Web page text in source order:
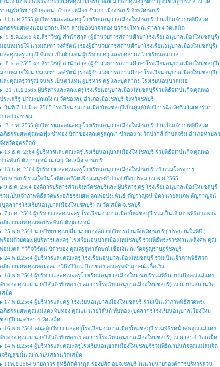
เป็นเจ้าภาพสวดพระอภิธรรมศพคุณแม่เจริญ ผลมี มารดาคุณครูชุติกาญจน์ขวัญขัชวาล ณ วัด
ราษฎร์ศรัทธา(ท้ายดอน) ตำบล เหมือง อำเภอ เมืองชลบุรี จังหวัดชลบุรี
11 ธ.ค.2565 ผู้บริหารและคณะครู โรงเรียนอนุบาลเมืองใหม่ชลบุรี ร่วมเป็นเจ้าภาพพิธีสวด
อภิธรรมศพลุงน้อย บัวกระโทก สามีของป้าจำลอง บัวกระโทก ณ ศาลา 4 วัดเสม็ด
9 ธ.ค.2565 ผอ.สิราวิชญ์ สำนักสกุล (ผู้อำนวยการสถานศึกษาโรงเรียนอนุบาลเมืองใหม่ชลบุรี)
มอบหมายให้ นางมณฑา วงศ์รัตน์ (รองผู้อำนวยการสถานศึกษาโรงเรียนอนุบาลเมืองใหม่ชลบุรี)
และคุณครูวารุณี จันพร เป็นตัวแทน ผู้บริหาร ครู และบุคลากร โรงเรียนอนุบาล
8 ธ.ค.2565 ผอ.สิราวิชญ์ สำนักสกุล (ผู้อำนวยการสถานศึกษาโรงเรียนอนุบาลเมืองใหม่ชลบุรี)
มอบหมายให้ นางมณฑา วงศ์รัตน์ (รองผู้อำนวยการสถานศึกษาโรงเรียนอนุบาลเมืองใหม่ชลบุรี)
และคุณครูวารุณี จันพร เป็นตัวแทน ผู้บริหาร ครู และบุคลากร โรงเรียนอนุบาลเมือ
21 เม.ย.2565 ผู้บริหารและคณะครูโรงเรียนอนุบาลเมืองใหม่ชลบุรีร่วมพิธีฌาปนกิจ คุณพ่อ
ประเสริฐ ปาณะปุณณัง ณ วัดช่องลม อำเภอเมืองชลบุรี จังหวัดชลบุรี
วันที่ 7-11 มี.ค. 2565 โรงเรียนอนุบาลเมืองใหม่ชลบุรีเป็นศูนย์ให้บริการฉีดวัคซีนโมเดอร์นา
ภาคประชาชน
3 ก.พ. 2565 ผู้บริหารและคณะครู โรงเรียนอนุบาลเมืองใหม่ชลบุรี ร่วมเป็นเจ้าภาพพิธีสวด
อภิธรรมศพ คุณพ่อฟุ้ง ขำทอง บิดาของคุณครูสกุณา ขำทอง ณ วัดปากลี ตำบลจริม อำเภอท่าปลา
จังหวัดอุตรดิตถ์
13 ธ.ค. 2564 ผู้บริหารและคณะครูโรงเรียนอนุบาลเมืองใหม่ชลบุรี ร่วมพิธีฌาปนกิจ คุณพ่อ
ประพันธ์ ตัญกาญจน์ ณ เมรุ วัดเสม็ด จ.ชลบุรี
13 ธ.ค. 2564 ผู้บริหารและคณะครูโรงเรียนอนุบาลเมืองใหม่ชลบุรี เข้าร่วมโครงการ
''อบจ.ชลบุรี ร่วมใจปันโลหิตต่อชีวิตเพื่อนมนุษย์'' ประจำปีงบประมาณ พ.ศ.2565
9 ธ.ค. 2564 องค์การบริหารส่วนจังหวัดชลบุรีและ ผู้บริหาร ครู โรงเรียนอนุบาลเมืองใหม่ชลบุรี
ร่วมเป็นเจ้าภาพพิธีสวดพระอภิธรรมศพ คุณพ่อประพันธ์ ตัญกาญจน์ บิดา นายสมภพ ตัญกาญจน์
(บุคลากรโรงเรียนอนุบาลเมืองใหม่ชลบุรี) ณ วัดเสม็ด จ.ชลบุรี
7 ธ.ค. 2564 ผู้บริหารและคณะครู โรงเรียนอนุบาลเมืองใหม่ชลบุรี ร่วมเป็นเจ้าภาพพิธีสวดพระ
อภิธรรมศพ คุณพ่อประพันธ์ ตัญกาญจน์
25 พ.ย.2564 นายวิทยา คุณปลื้ม นายกองค์การบริหารส่วนจังหวัดชลบุรี ( ประธานในพิธี )
พร้อมด้วยคณะผู้บริหารและครู โรงเรียนอนุบาลเมืองใหม่ชลบุรี ร่วมพิธีพระราชทานเพลิงศพ คุณ
พ่อมงคล กวีกิจวิรัตน์ บิดาของ คุณครูจุฬาลักษณ์ เชื้อเงิน ณ วัดจรูญราษฎร์ชลบุรี
24 พ.ย.2564 ผู้บริหารและคณะครู โรงเรียนอนุบาลเมืองใหม่ชลบุรี ร่วมเป็นเจ้าภาพพิธีสวด
อภิธรรมศพ คุณพ่อมงคล กวีกิจวิรัตน์ บิดาของ คุณครูจุฬาลุกษณ์ เชื้อเงิน
18 พ.ย.2564 ผู้บริหารและคณะครูโรงเรียนอนุบาลเมืองใหม่ชลบุรีร่วมพิธีฌาปนกิจคุณแม่แดง
ทับทอง คุณแม่ นายวิสันติ ทับทอง (บุคลากรโรงเรียนอนุบาลเมืองใหม่ชลบุรี) ณ ฌาปนสถานวัด
เสม็ด
17 พ.ย.2564 ผู้บริหารและครู โรงเรียนอนุบาลเมืองใหม่ชลบุรี ร่วมเป็นเจ้าภาพพิธีสวดพระ
อภิธรรมศพ คุณแม่แดง ทับทอง คุณแม่ นายวิสันติ ทับทอง (บุคลากรโรงเรียนอนุบาลเมืองใหม่
ชลบุรี) ณ ศาลา 4 วัดเสม็ด
16 พ.ย.2564 คณะผู้บริหาร และครูโรงเรียนอนุบาลเมืองใหม่ชลบุรี ร่วมพิธีรดน้ำศพคุณแม่แดง
ทับทอง คุณแม่ นายวิสันติ ทับทอง (บุคลากรโรงเรียนอนุบาลเมืองใหม่ชลบุรี) ณ ศาลา 4 วัดเสม็ด
14 พ.ย.2564 ผู้บริหารและคณะครูโรงเรียนอนุบาลเมืองใหม่ชลบุรีร่วมพิธีฌาปนกิจคุณแม่สมจิต
เจริญสุขมั่น ณ ฌาปนสถานวัดเสม็ด
11พ.ย.2564 นายถาวร สุทธิกิตติวรกุล รองปลัด อบจ.ชลบุรี ในนามนายกองค์การบริหารส่วน